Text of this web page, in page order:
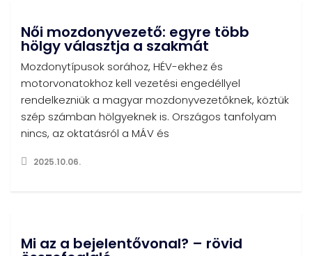
Női mozdonyvezető: egyre több
hölgy választja a szakmát
Mozdonytípusok sorához, HÉV-ekhez és
motorvonatokhoz kell vezetési engedéllyel
rendelkezniük a magyar mozdonyvezetőknek, köztük
szép számban hölgyeknek is. Országos tanfolyam
nincs, az oktatásról a MÁV és
2025.10.06.
Mi az a bejelentővonal? – rövid